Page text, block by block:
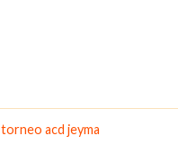
torneo acd jeyma